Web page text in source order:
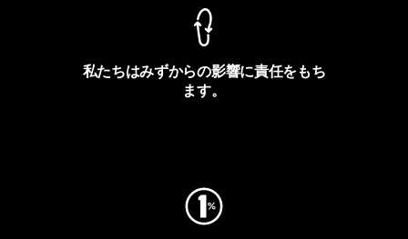
私たちはみずからの影響に責任をもち
ます。